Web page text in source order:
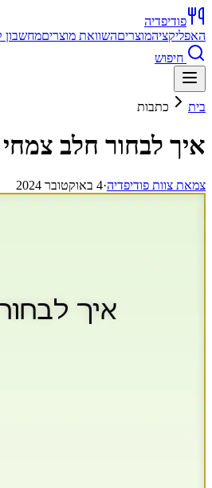
פודיפדיה
האפליקציהמוצריםהשוואת מוצריםמחשבון
חיפוש
בית כתבות
איך לבחור חלב
צמאת צוות פודיפדיה·4 באוקטובר 2024